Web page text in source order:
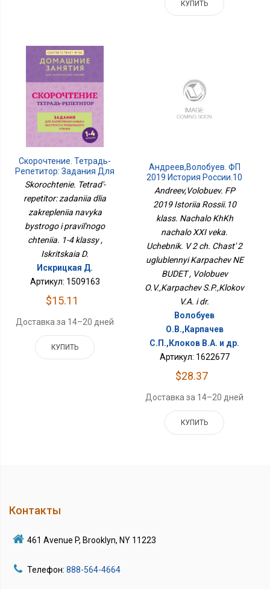
КУПИТЬ
Скорочтение. Тетрадь-
Репетитор: Задания Для
Закрепления Навыка
Чтения. 1-4 Классы
Skorochtenie. Tetrad'-
repetitor: zadaniia dlia
zakrepleniia navyka
bystrogo i pravil'nogo
chteniia. 1-4 klassy ,
Iskritskaia D.
Искрицкая Д.
Артикул: 1509163
$15.11
Доставка за 14–20 дней
КУПИТЬ
Андреев,Волобуев. ФП
2019 История России.10
Класс. Начало ХХ
Начало XXI Века.
Учебник. В 2 Ч. Часть 2
Углубленный Карпачёв
НЕ БУДЕТ
Andreev,Volobuev. FP
2019 Istoriia Rossii.10
klass. Nachalo KhKh
nachalo XXI veka.
Uchebnik. V 2 ch. Chast' 2
uglublennyi Karpachev NE
BUDET , Volobuev
O.V.,Karpachev S.P.,Klokov
V.A. i dr.
Волобуев
О.В.,Карпачев
С.П.,Клоков В.А. и др.
Артикул: 1622677
$28.37
Доставка за 14–20 дней
КУПИТЬ
Контакты
461 Avenue P, Brooklyn, NY 11223
Телефон: 888-564-4664